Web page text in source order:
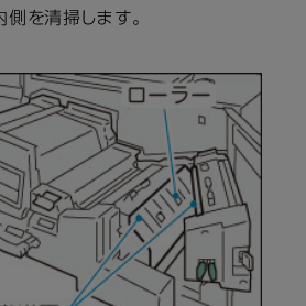
側を清掃します。